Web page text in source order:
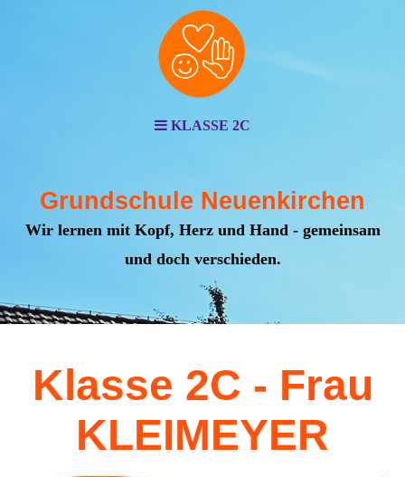
KLASSE 2C
Grundschule Neuenkirchen
Wir lernen mit Kopf, Herz und Hand - gemeinsam
und doch verschieden.
Klasse 2C - Frau
KLEIMEYER